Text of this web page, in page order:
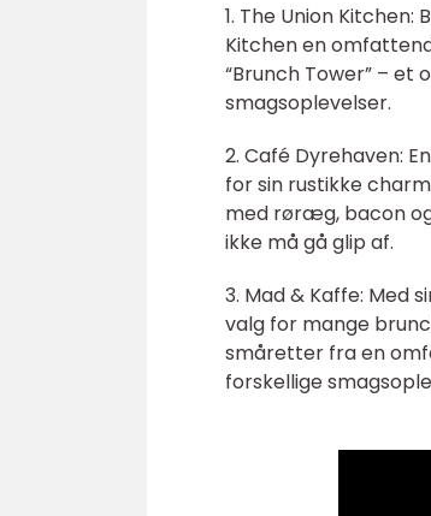
1. The Union
Kitchen en
“Brunch Tower” –
smagsoplevelser.
2. Café Dyrehaven:
for sin rustikke
med røræg, bacon
ikke må gå glip af.
3. Mad & Kaffe:
valg for mange
småretter fra en
forskellige